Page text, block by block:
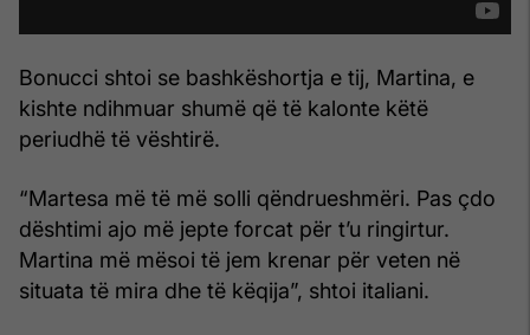
Bonucci shtoi se bashkëshortja e tij, Martina, e
kishte ndihmuar shumë që të kalonte këtë
periudhë të vështirë.
“Martesa më të më solli qëndrueshmëri. Pas çdo
dështimi ajo më jepte forcat për t’u ringirtur.
Martina më mësoi të jem krenar për veten në
situata të mira dhe të këqija”, shtoi italiani.